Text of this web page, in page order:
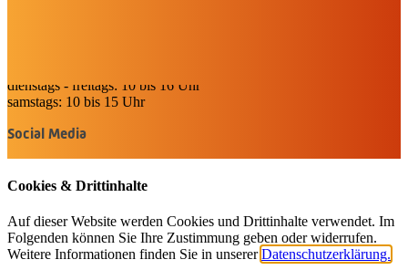
dienstags - freitags: 10 bis 16 Uhr
samstags: 10 bis 15 Uhr
Social Media
Cookies & Drittinhalte
Auf dieser Website werden Cookies und Drittinhalte verwendet. Im
Folgenden können Sie Ihre Zustimmung geben oder widerrufen.
Weitere Informationen finden Sie in unsererDatenschutzerklärung.